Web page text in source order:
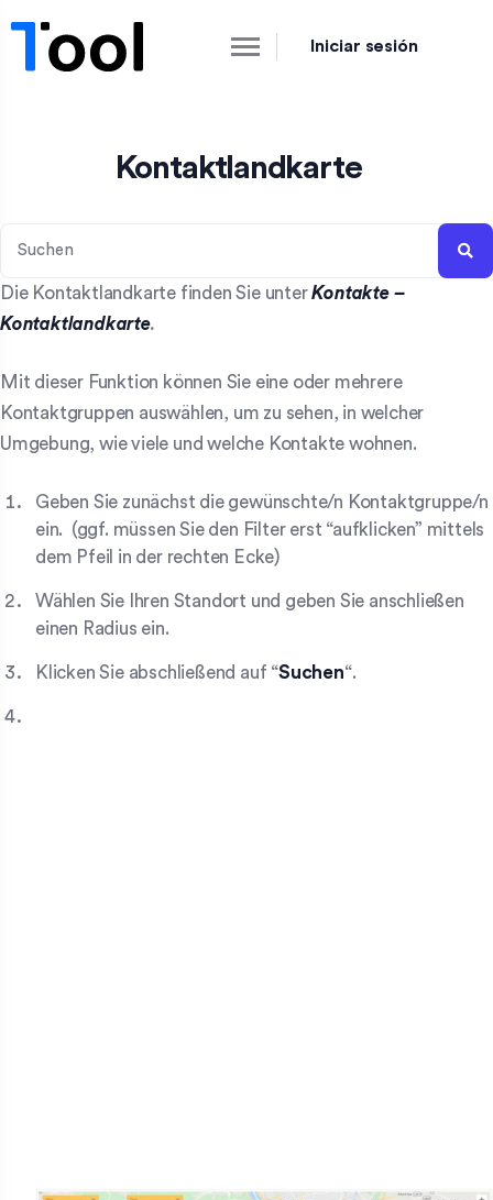
Iniciar sesión
Kontaktlandkarte
Die Kontaktlandkarte finden Sie unterKontakte –
Kontaktlandkarte.
Mit dieser Funktion können Sie eine oder mehrere
Kontaktgruppen auswählen, um zu sehen, in welcher
Umgebung, wie viele und welche Kontakte wohnen.
Geben Sie zunächst die gewünschte/n Kontaktgruppe/n
ein. (ggf. müssen Sie den Filter erst “aufklicken” mittels
dem Pfeil in der rechten Ecke)
Wählen Sie Ihren Standort und geben Sie anschließen
einen Radius ein.
Klicken Sie abschließend auf “Suchen“.